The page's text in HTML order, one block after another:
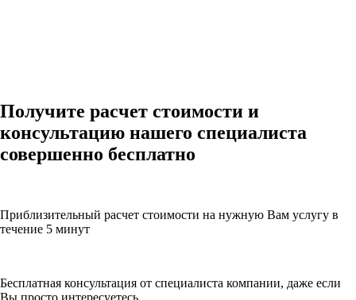
Получите расчет стоимости и
консультацию нашего специалиста
совершенно бесплатно
Приблизительный расчет стоимости на нужную Вам услугу в
течение 5 минут
Бесплатная консультация от специалиста компании, даже если
Вы просто интересуетесь